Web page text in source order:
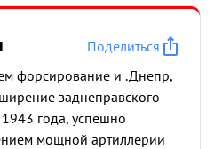
Поделиться
форсирование и .Днепр,
заднеправского
года, успешно
мощной артиллерии